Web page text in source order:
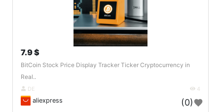
7.9 $
BitCoin Stock Price Display Tracker Ticker Cryptocurrency in
Real..
DE 4
aliexpress (0)